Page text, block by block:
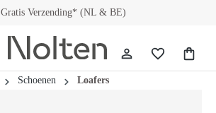
Gratis Verzending* (NL & BE)
Schoenen Loafers